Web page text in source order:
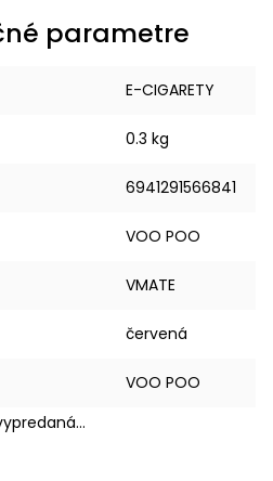
parametre
E-CIGARETY
0.3 kg
6941291566841
VOO POO
VMATE
červená
VOO POO